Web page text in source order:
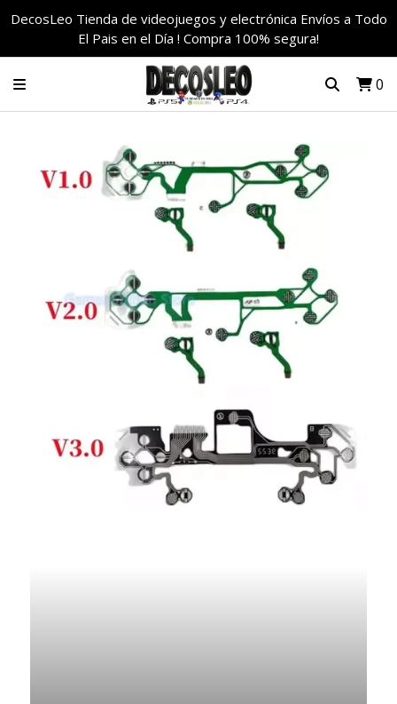
DecosLeo Tienda de videojuegos y electrónica Envíos a Todo
El Pais en el Día ! Compra 100% segura!
0